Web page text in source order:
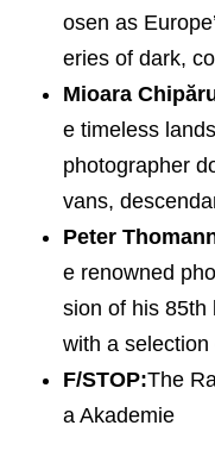
osen as
eries of dark,
Mioara
e timeless
photographer
vans,
Peter
e renowned
sion of his 85th
with a
F/STOP:The
a Akademie